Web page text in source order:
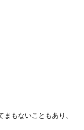
もないこともあり、